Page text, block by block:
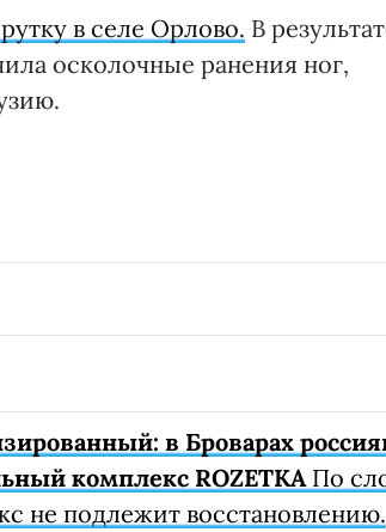
в селе Орлово. В
осколочные ранения ног,
в Броварах
комплекс ROZETKAПо
не подлежит восстановлению.